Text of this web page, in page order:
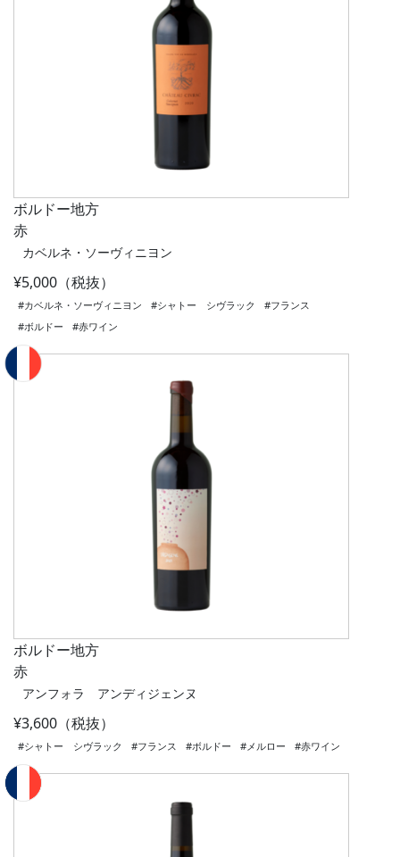
ボルドー地方
赤
カベルネ・ソーヴィニヨン
¥5,000（税抜）
#カベルネ・ソーヴィニヨン #シャトー シヴラック
#フランス
#ボルドー
#赤ワイン
ボルドー地方
赤
アンフォラ アンディジェンヌ
¥3,600（税抜）
#シャトー シヴラック #フランス #ボルドー #メルロー #赤ワイン